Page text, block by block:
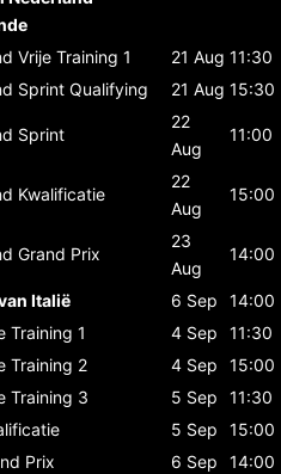
Vrije Training 1 21 Aug 11:30
Sprint Qualifying 21 Aug 15:30
Sprint
22
Aug
11:00
Kwalificatie
22
Aug
15:00
Grand Prix
23
Aug
14:00
Italië 6 Sep
14:00
Training 1 4 Sep
11:30
Training 2 4 Sep
15:00
Training 3 5 Sep
11:30
5 Sep
15:00
Prix 6 Sep 14:00